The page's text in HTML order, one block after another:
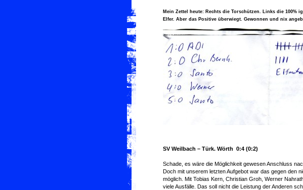
Mein Zettel heute: Rechts die Torschützen. Links die 100%
Elfer. Aber das Positive überwiegt. Gewonnen und nix
SV Weilbach – Türk. Wörth 0:4 (0:2)
Schade, es wäre die Möglichkeit gewesen Anschluss
Doch mit unserem letzten Aufgebot war das gegen den
möglich. Mit Tobias Kern, Christian Groh, Werner
viele Ausfälle. Das soll nicht die Leistung der Anderen